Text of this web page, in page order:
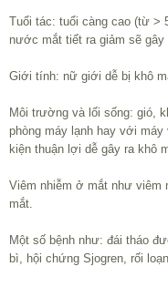
Tuổi tác: tuổi càng cao (từ >
nước mắt tiết ra giảm sẽ gây
Giới tính: nữ giới dễ bị khô
Môi trường và lối sống: gió,
phòng máy lạnh hay với
kiện thuận lợi dễ gây ra khô
Viêm nhiễm ở mắt như
mắt.
Một số bệnh như: đái tháo
bì, hội chứng Sjogren, rối